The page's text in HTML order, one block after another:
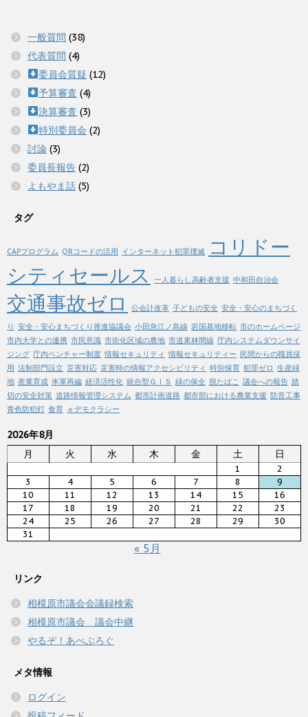
一般質問 (38)
代表質問 (4)
委員会質疑 (12)
予算審査 (4)
決算審査 (3)
特別委員会 (2)
討論 (3)
委員長報告 (2)
よもやま話 (5)
タグ
CAPプログラム QRコードの活用 インターネット犯罪撲滅
コリドー
シティセールス
一人暮らし高齢者支援 中和田自治会
交通事故ゼロ 公会計改革 子どもの安全 安全・安心のまちづく
り 安全・安心まちづくり推進協議会 小田急江ノ島線 岩国基地移転 市のホームページ
市内大学との連携 市民意識 市街化区域の農地 市道東林間線 庁内システムダウンサイ
ジング 庁内ベンチャー制度 情報セキュリティ 情報セキュリティー 民間からの職員採
用 法制部門設立 災害対応 災害時の情報アクセシビリティ 特別保育 犯罪ゼロ 生産緑
地 産業育成 米軍再編 経済活性化 統合型ＧＩＳ 緑の保全 脱たばこ 議会への報告 踏
切の安全対策 道路情報管理システム 都市計画道路 都市部における農業支援 防音工事
青色防犯灯 食育 ｅデモクラシー
2026年8月
月
火 水 木 金 土 日
1
2
3
4 5 6 7 8
9
10
11 12 13 14 15
16
17
18 19 20 21 22
23
24
25 26 27 28 29
30
31
« 5月
リンク
相模原市議会会議録検索
相模原市議会 議会中継
やるぞ！あべぶろぐ
メタ情報
ログイン